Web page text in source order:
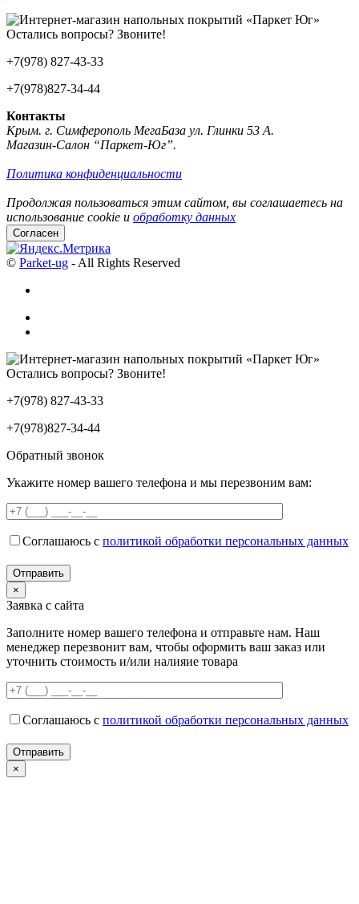
Остались вопросы? Звоните!
+7(978) 827-43-33
+7(978)827-34-44
Контакты
Крым. г. Симферополь МегаБаза ул. Глинки 53 А.
Магазин-Салон “Паркет-Юг”.
Политика конфиденциальности
Продолжая пользоваться этим сайтом, вы соглашаетесь на
использование cookie и обработку данных
Согласен
© Parket-ug - All Rights Reserved
Остались вопросы? Звоните!
+7(978) 827-43-33
+7(978)827-34-44
Обратный звонок
Укажите номер вашего телефона и мы перезвоним вам:
Соглашаюсь с политикой обработки персональных данных
×
Заявка с сайта
Заполните номер вашего телефона и отправьте нам. Наш
менеджер перезвонит вам, чтобы оформить ваш заказ или
уточнить стоимость и/или налияие товара
Соглашаюсь с политикой обработки персональных данных
×